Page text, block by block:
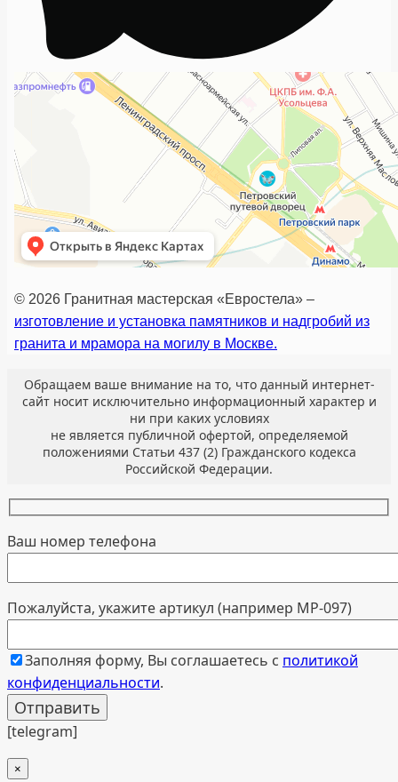
© 2026 Гранитная мастерская «Евростела» –
изготовление и установка памятников и надгробий из
гранита и мрамора на могилу в Москве.
Обращаем ваше внимание на то, что данный интернет-
сайт носит исключительно информационный характер и
ни при каких условиях
не является публичной офертой, определяемой
положениями Статьи 437 (2) Гражданского кодекса
Российской Федерации.
Ваш номер телефона
Пожалуйста, укажите артикул (например МР-097)
Заполняя форму, Вы соглашаетесь с политикой
конфиденциальности.
[telegram]
×